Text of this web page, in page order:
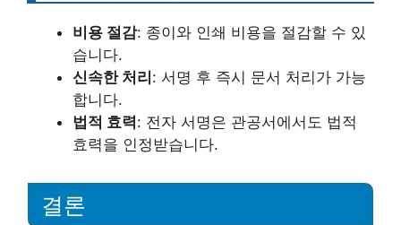
비용 절감: 종이와 인쇄 비용을 절감할 수 있
습니다.
신속한 처리 : 서명 후 즉시 문서 처리가 가능
합니다.
법적 효력: 전자 서명은 관공서에서도 법적
효력을 인정받습니다.
결론